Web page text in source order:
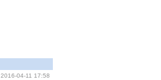
2016-04-11 17:58